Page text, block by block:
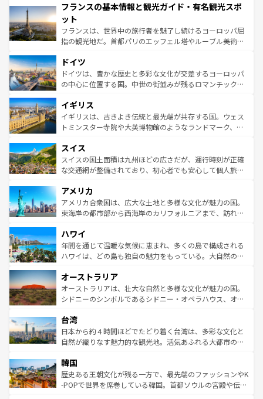
ませてくれるイタリアで、忘れられない旅をしてみよう！
なお、新着のイタリア情報は
しい。
文化が根付くこの国では、情熱的なフラメンコ、熱気あふ
れる闘牛、そして美味しいタパスが生活の一部となってい
る。首都マドリードの洗練された雰囲気や、バルセロナの
アートに溢れた街角から、地方では古代ローマ遺跡や中世
せる。地方によって風土や気候が異なるスペインはその個
性で訪れる人を魅了する。 なお、新着のスペイン情報は コ
ンテンツ一覧を参照してほしい。
フランスの基本情報と観光ガイド・有名観光スポ
ット
フランスは、世界中の旅行者を魅了し続けるヨーロッパ屈
指の観光地だ。首都パリのエッフェル塔やルーブル美術館
で、幅広い魅力が詰まっている。華麗な宮殿、歴史的な大
聖堂、美しいビーチ、そして豊かな自然が、訪れる者を心
から魅了する。また、フランスは美食の国としても知ら
いる。シャンパンの発祥地であるランス、プロヴァンスの
香り高いラベンダー畑など、多彩な楽しみ方が可能だ。さ
らに、パリ以外の地域にも魅力が溢れており、どの街角に
れる地方に足を運ぶとそれぞれで全く異なる文化を体験で
きるだろう。 なお、新着のフランス情報はコンテンツ一覧
を参照してほしい。
ドイツ
ドイツは、豊かな歴史と多彩な文化が交差するヨーロッパ
の中心に位置する国。中世の街並みが残るロマンチック街
顔を持つこの国は、どこを歩いても飽きることがない。ベ
ルリンの文化的活気、バイエルン州のアルプスの絶景、そ
してライン川沿いのワイン畑といった風景は必見。ビール
は、お酒好きな人にはぜひ体験してほしい。 なお、新着の
ドイツ情報はコンテンツ一覧を参照してほしい。
イギリス
イギリスは、古きよき伝統と最先端が共存する国。ウェス
トミンスター寺院や大英博物館のようなランドマーク、歴
リアごとに異なる魅力がある。また、優雅なアフタヌーン
ティー、ビール好きにはたまらない英国パブ、サッカー観
戦など、本場だからこそできる体験も豊富。イギリスを旅
ンツ一覧を参照してほしい。
スイス
スイスの国土面積は九州ほどの広さだが、運行時刻が正確
な交通網が整備されており、初心者でも安心して個人旅行
の建物がそのまま残る町や、スイスならではのユニークな
博物館もあり、アルプス観光だけでなく町歩きも満喫する
ことができる。国民の所得が高いため物価も高いが、旅行
ば市内交通費無料で観光を楽しむこともできる。 なお、新
着のスイス情報はコンテンツ一覧 を参照してほしい。
アメリカ
アメリカ合衆国は、広大な土地と多様な文化が魅力の国。
東海岸の都市部から西海岸のカリフォルニアまで、訪れる
のような巨大都市は、観光、ショッピング、エンターテイ
ンメントが詰まった刺激的なスポットだ。一方、アメリカ
西部には大自然が広がり、グランドキャニオンやイエロー
部のニューオーリンズでは、音楽と美食が融合した独特の
文化が魅力。旅行者はアメリカの各地域で異なる魅力を楽
しみながら、その多様性と豊かな歴史を感じることができ
ならではの贅沢な旅のスタイルだ。 なお、新着のアメリカ
情報はコンテンツ一覧を参照してほしい。
ハワイ
年間を通じて温暖な気候に恵まれ、多くの島で構成される
ハワイは、どの島も独自の魅力をもっている。大自然の神
ワイ島は見逃せない。また、定番の観光地といえばオアフ
島だが、静かな自然を求めるならマウイ島やカウアイ島が
おすすめ。エメラルドグリーンに輝く海をはじめ、豊かな
れるおもてなしの心で訪れる人々を迎えてくれるハワイの
人々、おいしいローカルフードやハワイアンミュージッ
ク、伝統的なフラダンスなど、すべてがハワイの魅力を彩
ワイを、存分に味わってほしい。 なお、新着のハワイ情報
はコンテンツ一覧を参照してほしい。
オーストラリア
オーストラリアは、壮大な自然と多様な文化が魅力の国。
シドニーのシンボルであるシドニー・オペラハウス、オー
リアリーフや大陸中央部にそびえるウルル（エアーズロッ
ク）、タスマニアの美しい原生林やケアンズの熱帯雨林な
ど、見どころがたくさん。また、カフェやワイン、オージ
いる。アクティビティも充実しており、サーフィンやダイ
ビング、ハイキングなど、アウトドア好きにはたまらな
い。オーストラリアの多彩な魅力を存分に味わいつくそ
台湾
日本から約４時間ほどでたどり着く台湾は、多彩な文化と
自然が織りなす魅力的な観光地。活気あふれる大都市の台
ン）、静ひつな山岳地帯である台湾東部など、都市の喧騒
と山間の静けさが共存しており、訪れる人に新しい発見と
驚きをもたらしてくれる。また、奥深い台湾の食文化も魅
韓国
歴史ある王朝文化が残る一方で、最先端のファッションやK
-POPで世界を席巻している韓国。首都ソウルの宮殿や伝統